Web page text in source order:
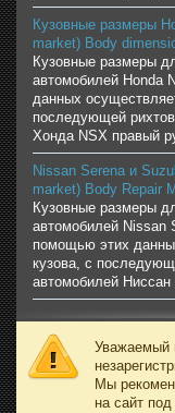
Кузовные размеры
market) Body
Кузовные размеры
автомобилей Honda
данных
последующей
Хонда NSX правый
Nissan Serena и
market) Body Repair
Кузовные размеры
автомобилей Nissan
помощью этих
кузова, с
автомобилей
Уважаемый
Мы
на сайт